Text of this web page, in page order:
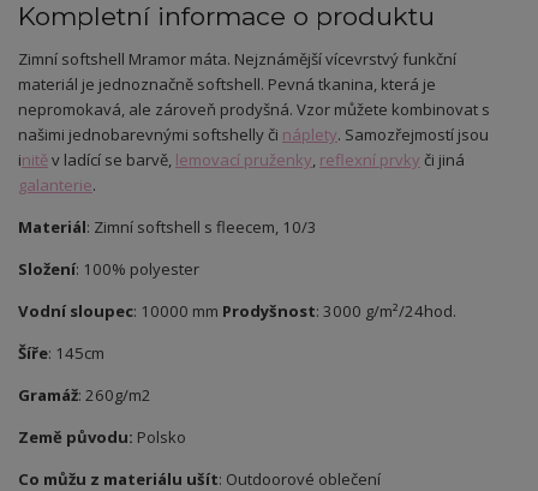
Kompletní informace o produktu
Zimní softshell Mramor máta. Nejznámější vícevrstvý funkční
materiál je jednoznačně softshell. Pevná tkanina, která je
nepromokavá, ale zároveň prodyšná. Vzor můžete kombinovat s
našimi jednobarevnými softshelly či náplety. Samozřejmostí jsou
initěv ladící se barvě, lemovací pruženky, reflexní prvky či jiná
galanterie.
Materiál: Zimní softshell s fleecem, 10/3
Složení: 100% polyester
Vodní sloupec: 10000 mm Prodyšnost: 3000 g/m²/24hod.
Šíře: 145cm
Gramáž: 260g/m2
Země původu: Polsko
Co můžu z materiálu ušít: Outdoorové oblečení